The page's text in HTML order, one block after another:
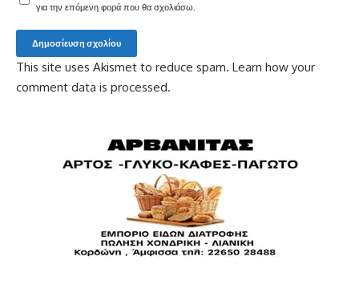
για την επόμενη φορά που θα σχολιάσω.
This site uses Akismet to reduce spam. Learn how your
comment data is processed.